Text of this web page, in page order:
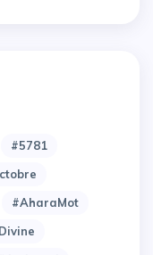
#5781
#AharaMot